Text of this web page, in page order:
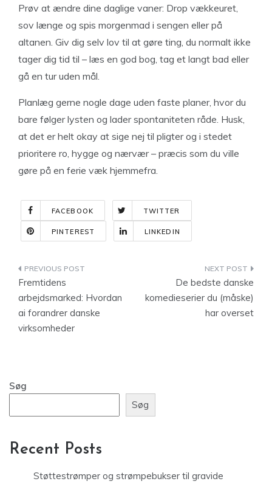
Prøv at ændre dine daglige vaner: Drop vækkeuret,
sov længe og spis morgenmad i sengen eller på
altanen. Giv dig selv lov til at gøre ting, du normalt ikke
tager dig tid til – læs en god bog, tag et langt bad eller
gå en tur uden mål.
Planlæg gerne nogle dage uden faste planer, hvor du
bare følger lysten og lader spontaniteten råde. Husk,
at det er helt okay at sige nej til pligter og i stedet
prioritere ro, hygge og nærvær – præcis som du ville
gøre på en ferie væk hjemmefra.
FACEBOOK TWITTER
PINTEREST LINKEDIN
Indlægsnavigation
Fremtidens
arbejdsmarked: Hvordan
ai forandrer danske
virksomheder
De bedste danske
komedieserier du (måske)
har overset
Søg
Søg
Recent Posts
Støttestrømper og strømpebukser til gravide